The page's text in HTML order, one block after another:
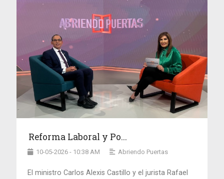
Reforma Laboral y Po...
10-05-2026 - 10:38 AM Abriendo Puertas
El ministro Carlos Alexis Castillo y el jurista Rafael